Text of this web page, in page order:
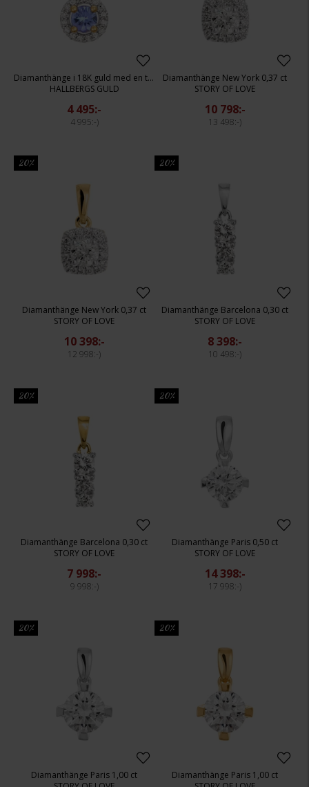
Diamanthänge i 18K guld med en tanzanit
HALLBERGS GULD
4 495:-
4 995:-
Diamanthänge New York 0,37 ct
STORY OF LOVE
10 798:-
13 498:-
20%
Diamanthänge New York 0,37 ct
STORY OF LOVE
10 398:-
12 998:-
20%
Diamanthänge Barcelona 0,30 ct
STORY OF LOVE
8 398:-
10 498:-
20%
Diamanthänge Barcelona 0,30 ct
STORY OF LOVE
7 998:-
9 998:-
20%
Diamanthänge Paris 0,50 ct
STORY OF LOVE
14 398:-
17 998:-
20%
Diamanthänge Paris 1,00 ct
20%
Diamanthänge Paris 1,00 ct